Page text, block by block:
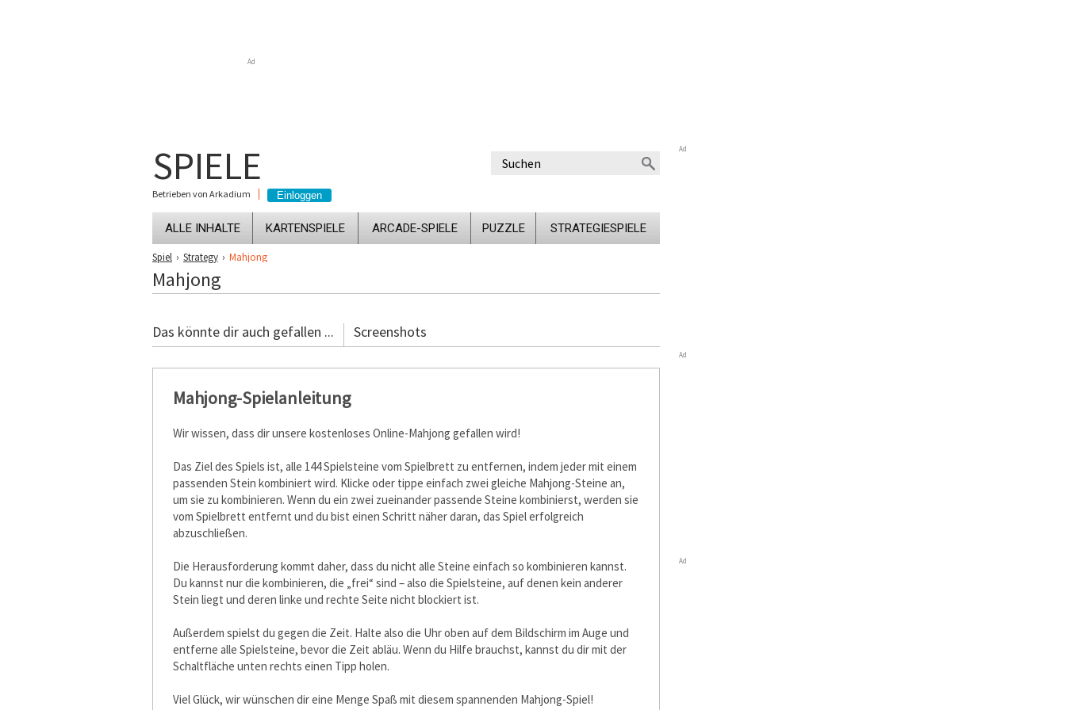
Ad
Ad
Ad
Ad
SPIELE
Betrieben von Arkadium
ALLE INHALTE KARTENSPIELE ARCADE-SPIELE PUZZLE STRATEGIESPIELE
Spiel › Strategy › Mahjong
Mahjong
Das könnte dir auch gefallen ... Screenshots
Mahjong-Spielanleitung
Wir wissen, dass dir unsere kostenloses Online-Mahjong gefallen wird!
Das Ziel des Spiels ist, alle 144 Spielsteine vom Spielbrett zu entfernen, indem jeder mit einem
passenden Stein kombiniert wird. Klicke oder tippe einfach zwei gleiche Mahjong-Steine an,
um sie zu kombinieren. Wenn du ein zwei zueinander passende Steine kombinierst, werden sie
vom Spielbrett entfernt und du bist einen Schritt näher daran, das Spiel erfolgreich
abzuschließen.
Die Herausforderung kommt daher, dass du nicht alle Steine einfach so kombinieren kannst.
Du kannst nur die kombinieren, die „frei“ sind – also die Spielsteine, auf denen kein anderer
Stein liegt und deren linke und rechte Seite nicht blockiert ist.
Außerdem spielst du gegen die Zeit. Halte also die Uhr oben auf dem Bildschirm im Auge und
entferne alle Spielsteine, bevor die Zeit abläuft. Wenn du Hilfe brauchst, kannst du dir mit der
Schaltfläche unten rechts einen Tipp holen.
Viel Glück, wir wünschen dir eine Menge Spaß mit diesem spannenden Mahjong-Spiel!